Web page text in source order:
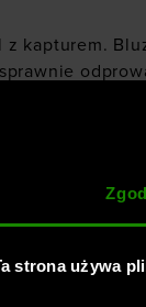
strona używa
kapturem.
Fz